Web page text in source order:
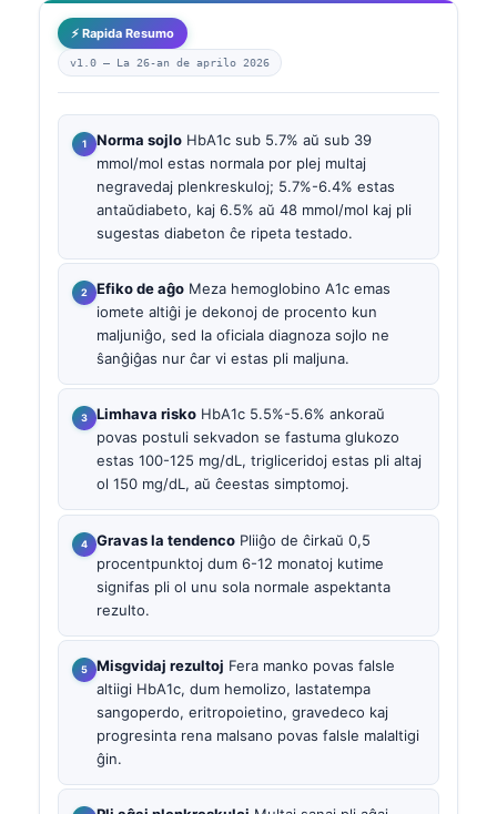
⚡ Rapida Resumo
v1.0 — La 26-an de aprilo 2026
Norma sojlo HbA1c sub 5.7% aŭ sub 39
mmol/mol estas normala por plej multaj
negravedaj plenkreskuloj; 5.7%-6.4% estas
antaŭdiabeto, kaj 6.5% aŭ 48 mmol/mol kaj pli
sugestas diabeton ĉe ripeta testado.
Efiko de aĝo Meza hemoglobino A1c emas
iomete altiĝi je dekonoj de procento kun
maljuniĝo, sed la oficiala diagnoza sojlo ne
ŝanĝiĝas nur ĉar vi estas pli maljuna.
Limhava risko HbA1c 5.5%-5.6% ankoraŭ
povas postuli sekvadon se fastuma glukozo
estas 100-125 mg/dL, trigliceridoj estas pli altaj
ol 150 mg/dL, aŭ ĉeestas simptomoj.
Gravas la tendenco Pliiĝo de ĉirkaŭ 0,5
procentpunktoj dum 6-12 monatoj kutime
signifas pli ol unu sola normale aspektanta
rezulto.
Misgvidaj rezultoj Fera manko povas falsle
altiigi HbA1c, dum hemolizo, lastatempa
sangoperdo, eritropoietino, gravedeco kaj
progresinta rena malsano povas falsle malaltigi
ĝin.